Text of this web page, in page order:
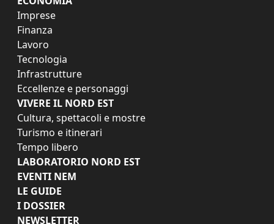
Imprese
Finanza
Lavoro
Tecnologia
Infrastrutture
Eccellenze e personaggi
VIVERE IL NORD EST
Cultura, spettacoli e mostre
Turismo e itinerari
Tempo libero
LABORATORIO NORD EST
EVENTI NEM
LE GUIDE
I DOSSIER
NEWSLETTER